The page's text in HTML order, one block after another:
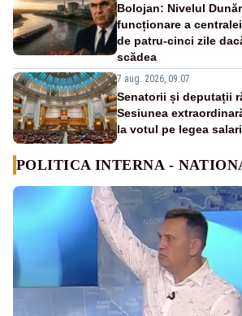
Bolojan: Nivelul
funcționare a
de patru-cinci zile
scădea
7 aug. 2026, 09:07
Senatorii și deputații
Sesiunea
la votul pe legea
POLITICA INTERNA -